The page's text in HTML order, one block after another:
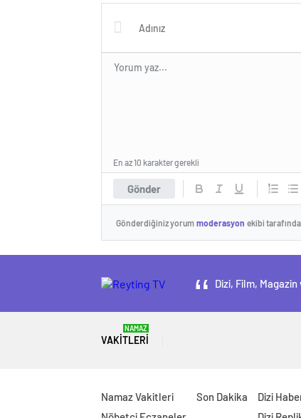
Gönder
En az 10 karakter gerekli
Gönderdiğiniz yorum moderasyon ekibi
Dizi, Film,
VAKITLERI
NAMAZ
Namaz Vakitleri
Son Dakika
Dizi